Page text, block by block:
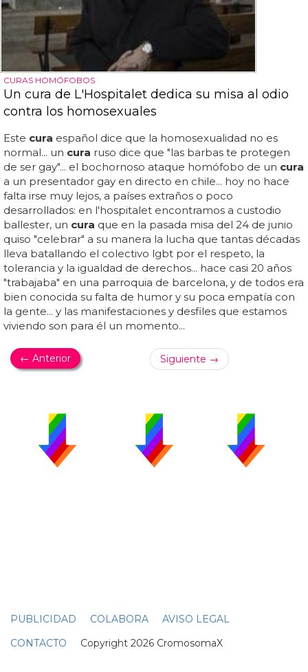
CURAS HOMÓFOBOS
Un cura de L'Hospitalet dedica su misa al odio
contra los homosexuales
Este cura español dice que la homosexualidad no es
normal... un cura ruso dice que "las barbas te protegen
de ser gay"... el bochornoso ataque homófobo de un cura
a un presentador gay en directo en chile... hoy no hace
falta irse muy lejos, a países extraños o poco
desarrollados: en l'hospitalet encontramos a custodio
ballester, un cura que en la pasada misa del 24 de junio
quiso "celebrar" a su manera la lucha que tantas décadas
lleva batallando el colectivo lgbt por el respeto, la
tolerancia y la igualdad de derechos... hace casi 20 años
"trabajaba" en una parroquia de barcelona, y de todos era
bien conocida su falta de humor y su poca empatía con
la gente... y las manifestaciones y desfiles que estamos
viviendo son para él un momento...
← Anterior Siguiente →
PUBLICIDAD COLABORA
AVISO LEGAL
CONTACTO Copyright 2026 CromosomaX